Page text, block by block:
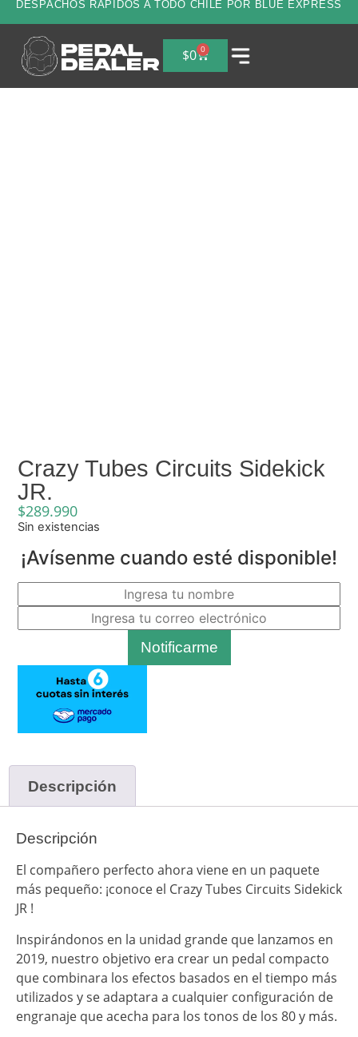
DESPACHOS RAPIDOS A TODO CHILE POR BLUE EXPRESS
$0 0
Crazy Tubes Circuits Sidekick
JR.
$289.990
Sin existencias
¡Avísenme cuando esté disponible!
Notificarme
Descripción
Descripción
El compañero perfecto ahora viene en un paquete
más pequeño: ¡conoce el Crazy Tubes Circuits Sidekick
JR !
Inspirándonos en la unidad grande que lanzamos en
2019, nuestro objetivo era crear un pedal compacto
que combinara los efectos basados en el tiempo más
utilizados y se adaptara a cualquier configuración de
engranaje que acecha para los tonos de los 80 y más.